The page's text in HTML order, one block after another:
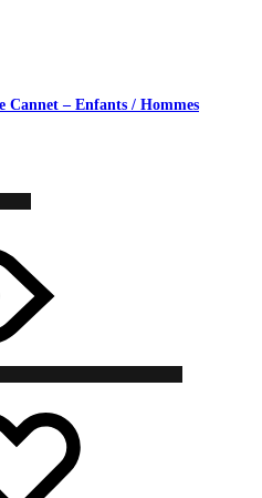
Cannet – Enfants / Hommes